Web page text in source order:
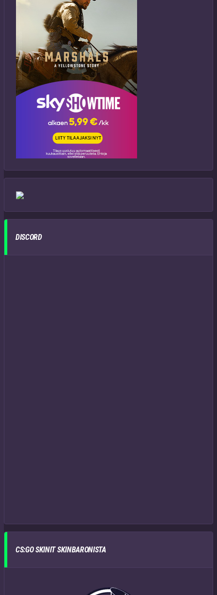
DISCORD
CS:GO SKINIT SKINBARONISTA